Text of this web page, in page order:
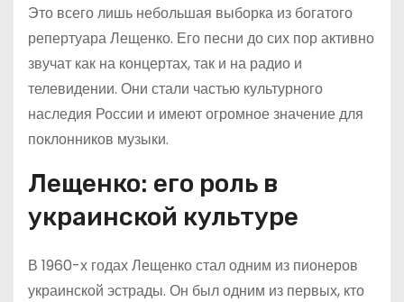
Это всего лишь небольшая выборка из богатого
репертуара Лещенко. Его песни до сих пор активно
звучат как на концертах, так и на радио и
телевидении. Они стали частью культурного
наследия России и имеют огромное значение для
поклонников музыки.
Лещенко: его роль в
украинской культуре
В 1960-х годах Лещенко стал одним из пионеров
украинской эстрады. Он был одним из первых, кто